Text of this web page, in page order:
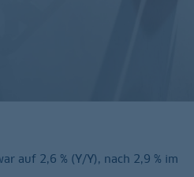
auf 2,6 % (Y/Y), nach 2,9 % im